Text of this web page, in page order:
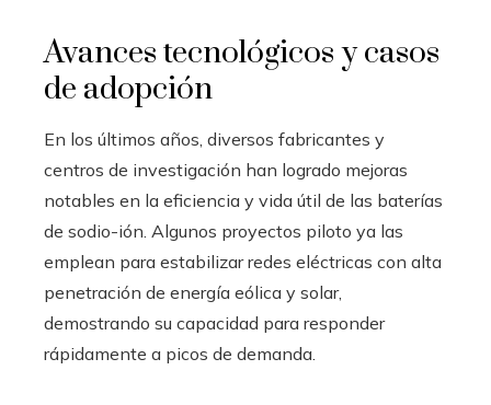
Avances tecnológicos y casos
de adopción
En los últimos años, diversos fabricantes y
centros de investigación han logrado mejoras
notables en la eficiencia y vida útil de las baterías
de sodio-ión. Algunos proyectos piloto ya las
emplean para estabilizar redes eléctricas con alta
penetración de energía eólica y solar,
demostrando su capacidad para responder
rápidamente a picos de demanda.